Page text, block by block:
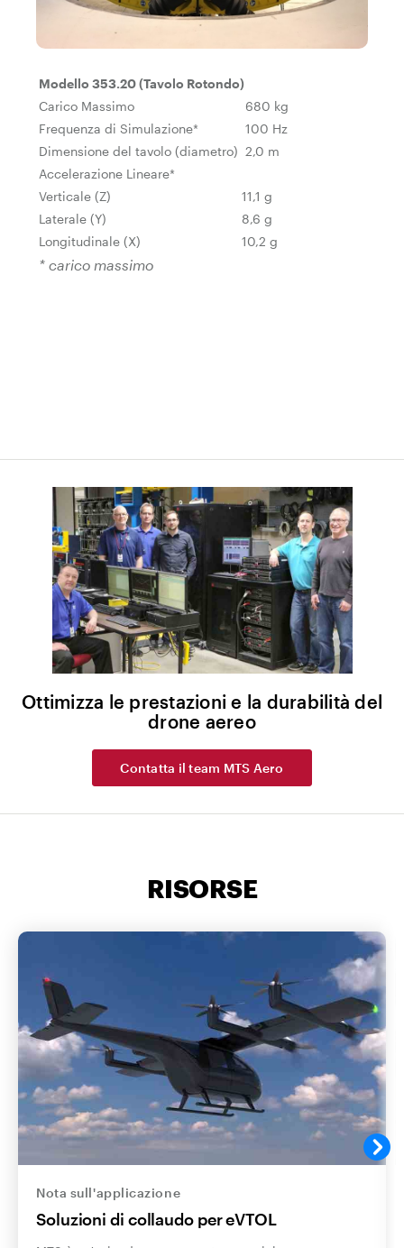
Modello 353.20 (Tavolo Rotondo)
Carico Massimo
680 kg
Frequenza di Simulazione*
100 Hz
Dimensione del tavolo (diametro) 2,0 m
Accelerazione Lineare*
Verticale (Z)
11,1 g
Laterale (Y)
8,6 g
Longitudinale (X)
10,2 g
* carico massimo
Ottimizza le prestazioni e la durabilità del
drone aereo
Contatta il team MTS Aero
RISORSE
Nota sull'applicazione
Soluzioni di collaudo per eVTOL